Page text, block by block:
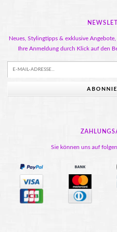
Neues, Stylingtipps & exklusive
Ihre Anmeldung durch Klick auf den
Sie können uns auf